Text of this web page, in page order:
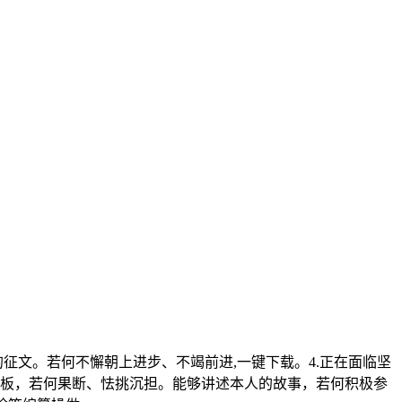
。若何不懈朝上进步、不竭前进,一键下载。4.正在面临坚
，若何果断、怯挑沉担。能够讲述本人的故事，若何积极参